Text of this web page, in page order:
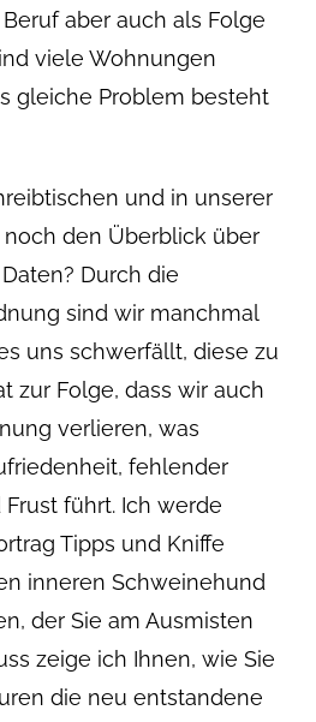
aber auch als Folge
viele Wohnungen
gleiche Problem besteht
und in unserer
noch den Überblick über
Durch die
sind wir manchmal
uns schwerfällt, diese zu
zur Folge, dass wir auch
verlieren, was
fehlender
führt. Ich werde
Tipps und Kniffe
inneren Schweinehund
der Sie am Ausmisten
zeige ich Ihnen, wie Sie
die neu entstandene